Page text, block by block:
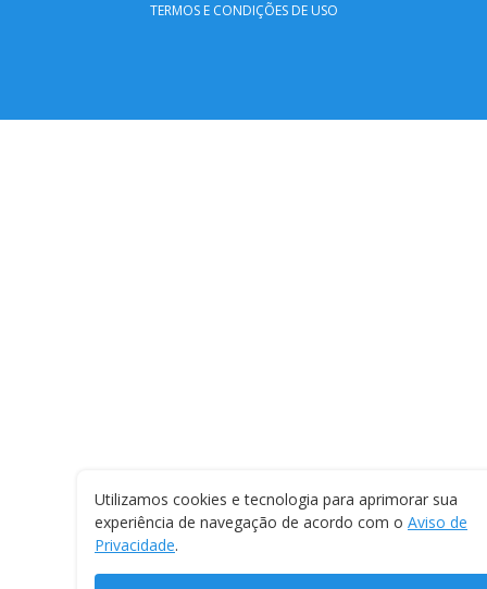
TERMOS E CONDIÇÕES DE USO
Utilizamos cookies e tecnologia para aprimorar sua
experiência de navegação de acordo com o Aviso de
Privacidade.